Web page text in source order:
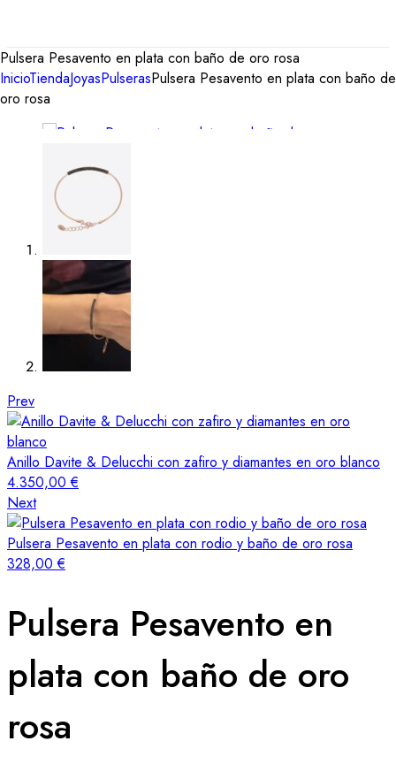
Pulsera Pesavento en plata con baño de oro rosa
InicioTiendaJoyasPulserasPulsera Pesavento en plata con baño de
oro rosa
Prev
Anillo Davite & Delucchi con zafiro y diamantes en oro blanco
4.350,00€
Next
Pulsera Pesavento en plata con rodio y baño de oro rosa
328,00€
Pulsera Pesavento en
plata con baño de oro
rosa